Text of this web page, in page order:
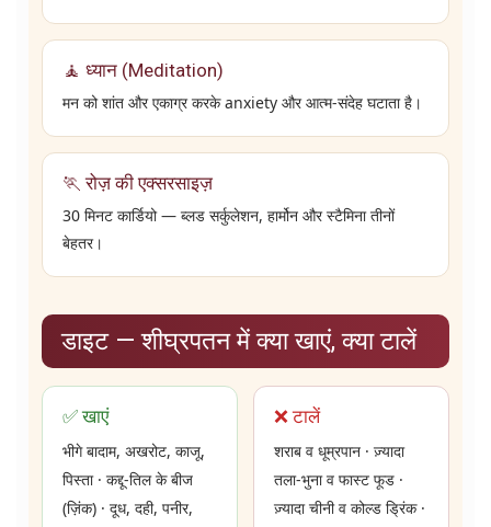
🧘 ध्यान (Meditation)
मन को शांत और एकाग्र करके anxiety और आत्म-संदेह घटाता है।
🏃 रोज़ की एक्सरसाइज़
30 मिनट कार्डियो — ब्लड सर्कुलेशन, हार्मोन और स्टैमिना तीनों
बेहतर।
डाइट — शीघ्रपतन में क्या खाएं, क्या टालें
✅ खाएं
भीगे बादाम, अखरोट, काजू,
पिस्ता · कद्दू-तिल के बीज
(ज़िंक) · दूध, दही, पनीर,
❌ टालें
शराब व धूम्रपान · ज़्यादा
तला-भुना व फास्ट फूड ·
ज़्यादा चीनी व कोल्ड ड्रिंक ·